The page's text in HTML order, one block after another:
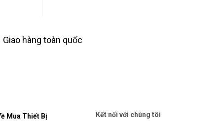
Giao hàng toàn quốc
Mua Thiết Bị Kết nối với chúng tôi